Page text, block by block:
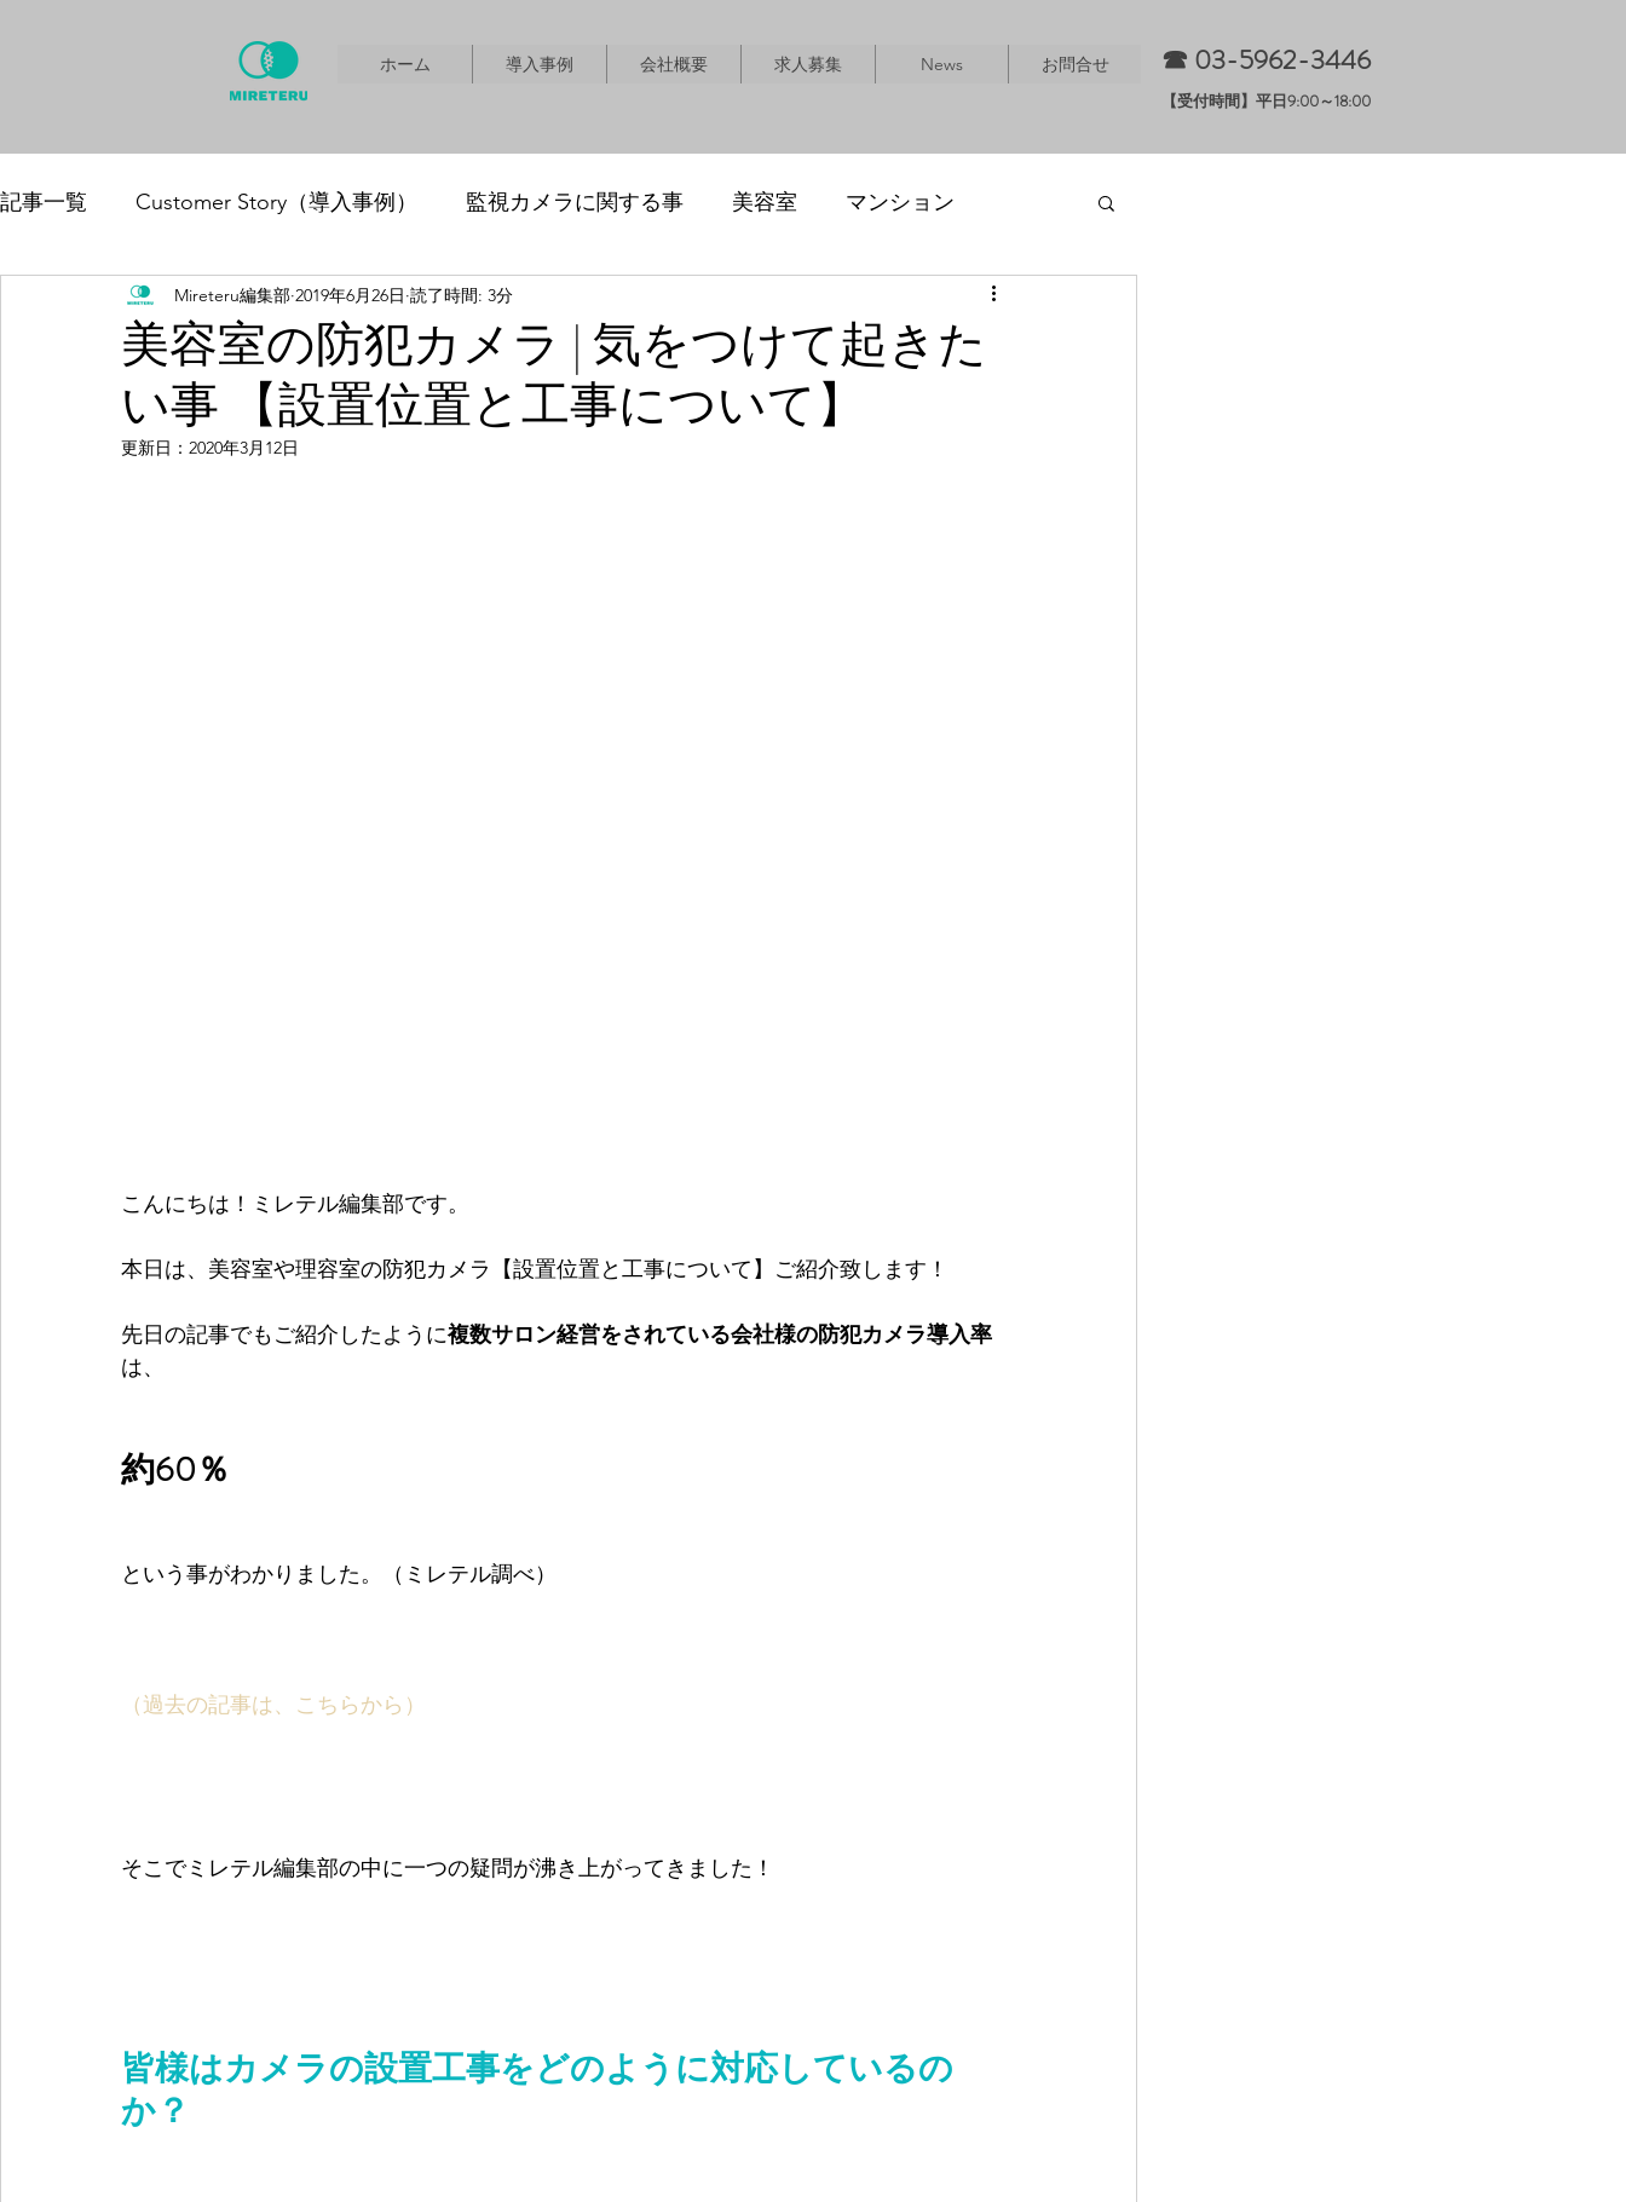
ホーム 導入事例 会社概要 求人募集 News お問合せ ☎ 03-5962-3446
​【受付時間】平日9:00～18:00
記事一覧 Customer Story（導入事例） 監視カメラに関する事 美容室 マンション
サーマルカメラ IR 換気アラートシステム
美容室の防犯カメラ | 気をつけて起きた
い事 【設置位置と工事について】
Mireteru編集部 2019年6月26日 読了時間: 3分
更新日： 2020年3月12日
こんにちは！ミレテル編集部です。
本日は、美容室や理容室の防犯カメラ【設置位置と工事について】ご紹介致します！
先日の記事でもご紹介したように複数サロン経営をされている会社様の防犯カメラ導入率
は、
約60％
という事がわかりました。（ミレテル調べ）
（過去の記事は、こちらから）
そこでミレテル編集部の中に一つの疑問が沸き上がってきました！
皆様はカメラの設置工事をどのように対応しているの
か？